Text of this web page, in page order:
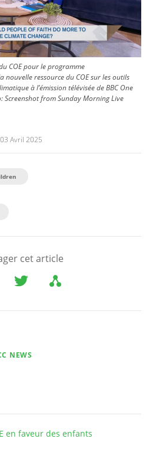
COE pour le programme
nouvelle ressource du COE sur les outils
à l’émission télévisée de BBC One
Screenshot from Sunday Morning Live
03 Avril 2025
cet article
NEWS
en faveur des enfants